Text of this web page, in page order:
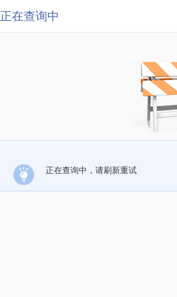
正在查询中
正在查询中，请刷新重试